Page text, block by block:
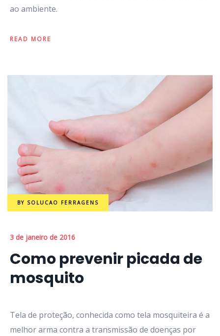
ao ambiente.
READ MORE
BY SOLUCAO FERRAGENS
3 de janeiro de 2016
Como prevenir picada de
mosquito
Tela de proteção, conhecida como tela mosquiteira é a
melhor arma contra a transmissão de doenças por